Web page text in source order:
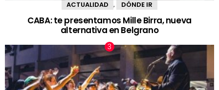
ACTUALIDAD , DÓNDE IR
CABA: te presentamos Mille Birra, nueva
alternativa en Belgrano